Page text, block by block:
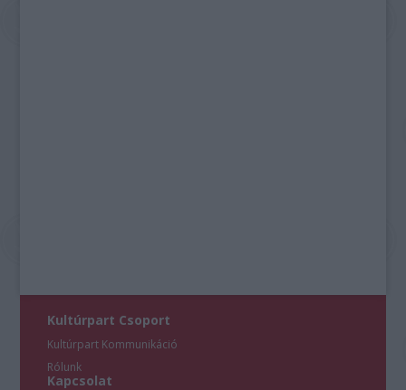
Kultúrpart Csoport
Kultúrpart Kommunikáció
Rólunk
Kapcsolat